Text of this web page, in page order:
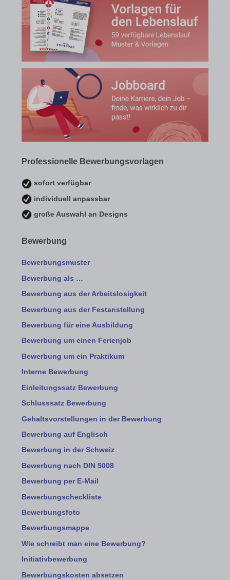
Professionelle Bewerbungsvorlagen
sofort verfügbar
individuell anpassbar
große Auswahl an Designs
Bewerbung
Bewerbungsmuster
Bewerbung als …
Bewerbung aus der Arbeitslosigkeit
Bewerbung aus der Festanstellung
Bewerbung für eine Ausbildung
Bewerbung um einen Ferienjob
Bewerbung um ein Praktikum
Interne Bewerbung
Einleitungssatz Bewerbung
Schlusssatz Bewerbung
Gehaltsvorstellungen in der Bewerbung
Bewerbung auf Englisch
Bewerbung in der Schweiz
Bewerbung nach DIN 5008
Bewerbung per E-Mail
Bewerbungscheckliste
Bewerbungsfoto
Bewerbungsmappe
Wie schreibt man eine Bewerbung?
Initiativbewerbung
Bewerbungskosten absetzen